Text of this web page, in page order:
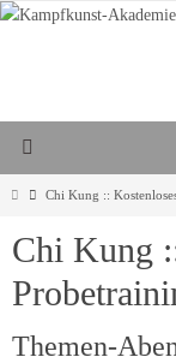
Zum
StartChi Kung ::
Chi Kung
Themen-